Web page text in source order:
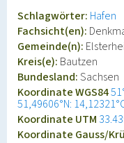
Schlagwörter: Hafen
Fachsicht(en):
Gemeinde(n):
Kreis(e): Bautzen
Bundesland:Sachsen
Koordinate WGS84
51,49606°N:
Koordinate UTM
Koordinate Gauss/